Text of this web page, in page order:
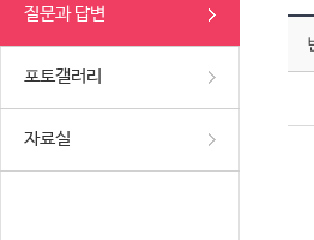
질문과 답변
포토갤러리
자료실